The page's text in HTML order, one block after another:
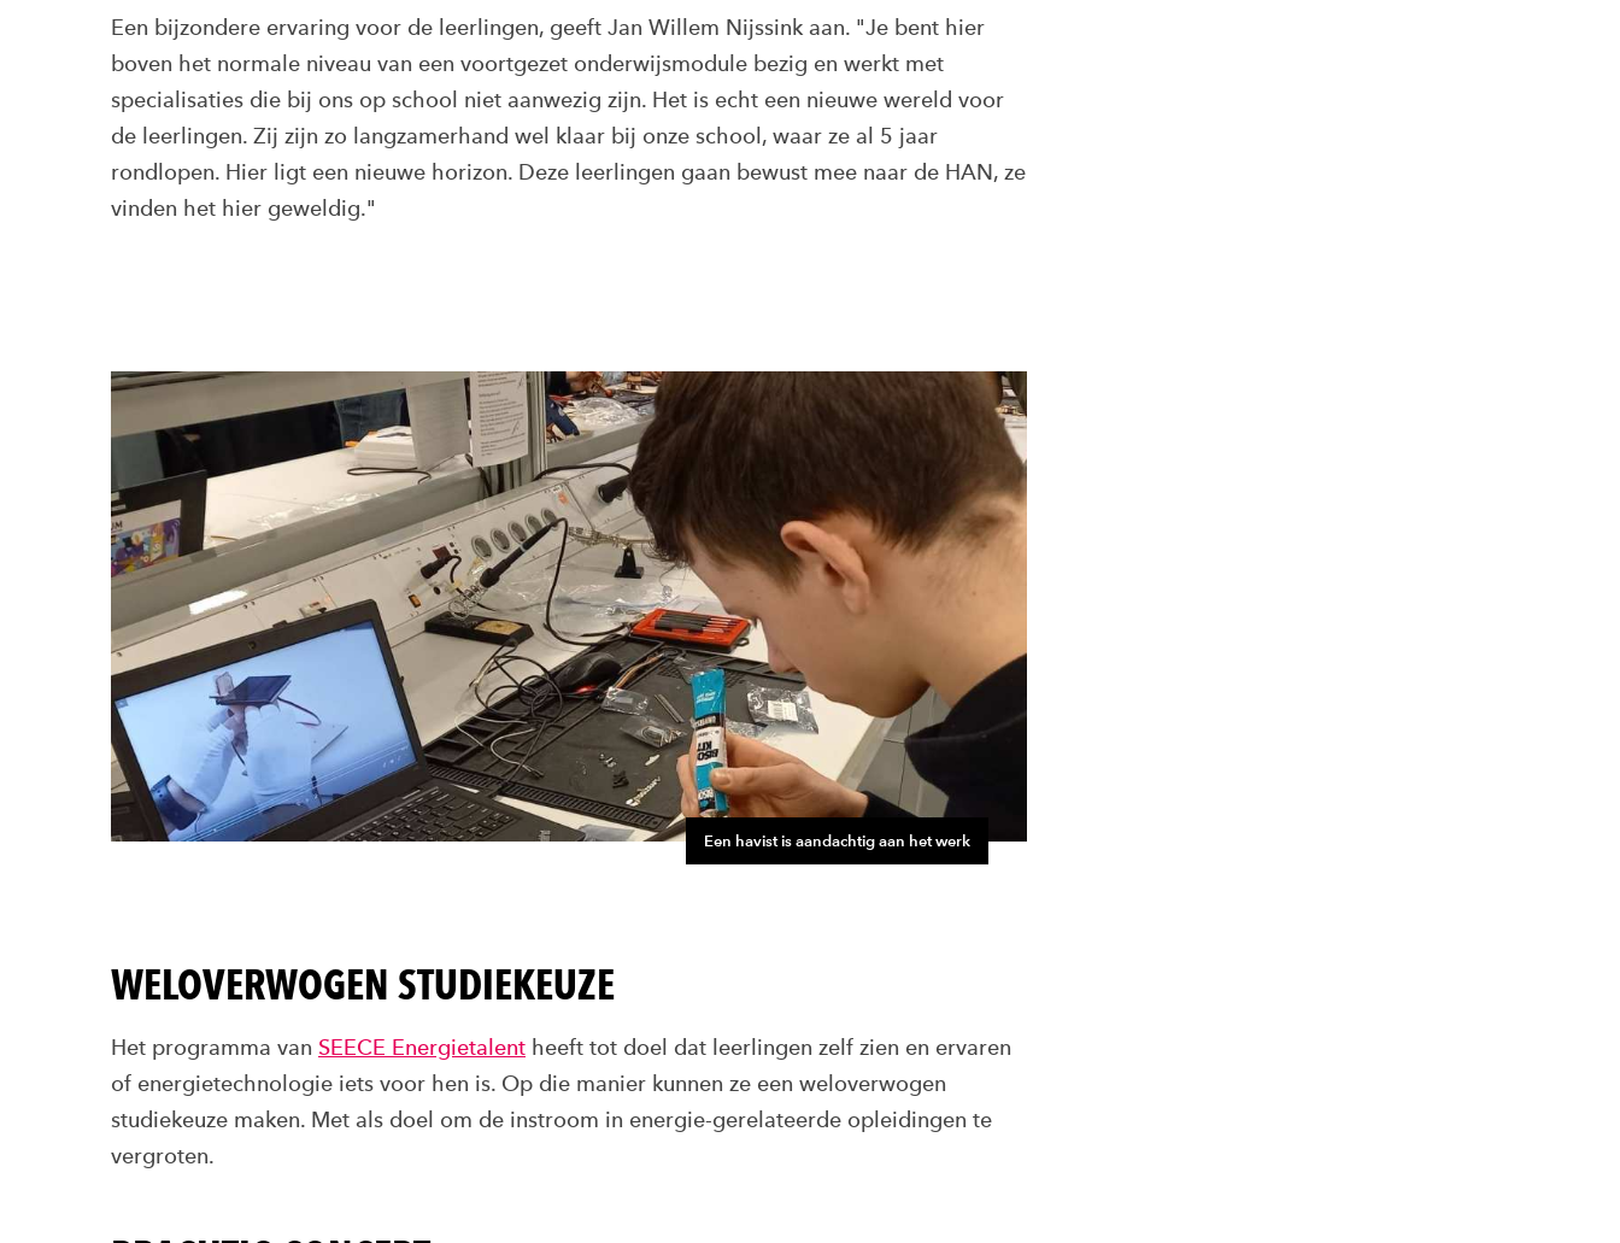
Een bijzondere ervaring voor de leerlingen, geeft Jan Willem Nijssink aan. "Je bent hier
boven het normale niveau van een voortgezet onderwijsmodule bezig en werkt met
specialisaties die bij ons op school niet aanwezig zijn. Het is echt een nieuwe wereld voor
de leerlingen. Zij zijn zo langzamerhand wel klaar bij onze school, waar ze al 5 jaar
rondlopen. Hier ligt een nieuwe horizon. Deze leerlingen gaan bewust mee naar de HAN, ze
vinden het hier geweldig."
Een havist is aandachtig aan het werk
WELOVERWOGEN STUDIEKEUZE
Het programma van SEECE Energietalent heeft tot doel dat leerlingen zelf zien en ervaren
of energietechnologie iets voor hen is. Op die manier kunnen ze een weloverwogen
studiekeuze maken. Met als doel om de instroom in energie-gerelateerde opleidingen te
vergroten.